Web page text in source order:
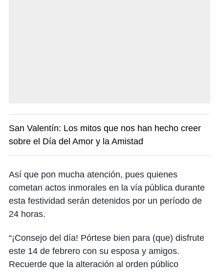
San Valentín: Los mitos que nos han hecho creer
sobre el Día del Amor y la Amistad
Así que pon mucha atención, pues quienes
cometan actos inmorales en la vía pública durante
esta festividad serán detenidos por un período de
24 horas.
“¡Consejo del día! Pórtese bien para (que) disfrute
este 14 de febrero con su esposa y amigos.
Recuerde que la alteración al orden público